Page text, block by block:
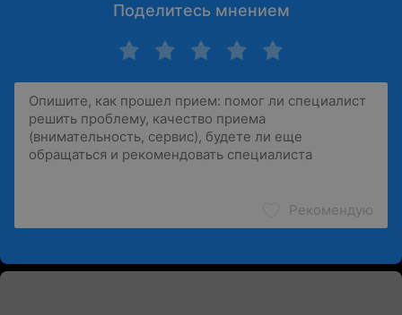
Поделитесь мнением
Рекомендую